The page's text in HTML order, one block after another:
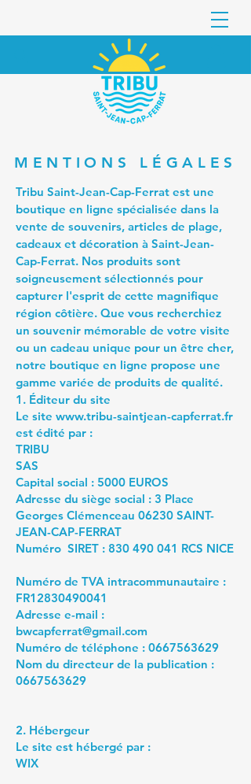
MENTIONS LÉGALES
Tribu Saint-Jean-Cap-Ferrat est une
boutique en ligne spécialisée dans la
vente de souvenirs, articles de plage,
cadeaux et décoration à Saint-Jean-
Cap-Ferrat. Nos produits sont
soigneusement sélectionnés pour
capturer l'esprit de cette magnifique
région côtière. Que vous recherchiez
un souvenir mémorable de votre visite
ou un cadeau unique pour un être cher,
notre boutique en ligne propose une
gamme variée de produits de qualité.
1. Éditeur du site
Le site www.tribu-saintjean-capferrat.fr
est édité par :
TRIBU
SAS
Capital social : 5000 EUROS
Adresse du siège social : 3 Place
Georges Clémenceau 06230 SAINT-
JEAN-CAP-FERRAT
Numéro SIRET : 830 490 041 RCS NICE
Numéro de TVA intracommunautaire :
FR12830490041
Adresse e-mail :
bwcapferrat@gmail.com
Numéro de téléphone : 0667563629
Nom du directeur de la publication :
0667563629
2. Hébergeur
Le site est hébergé par :
WIX